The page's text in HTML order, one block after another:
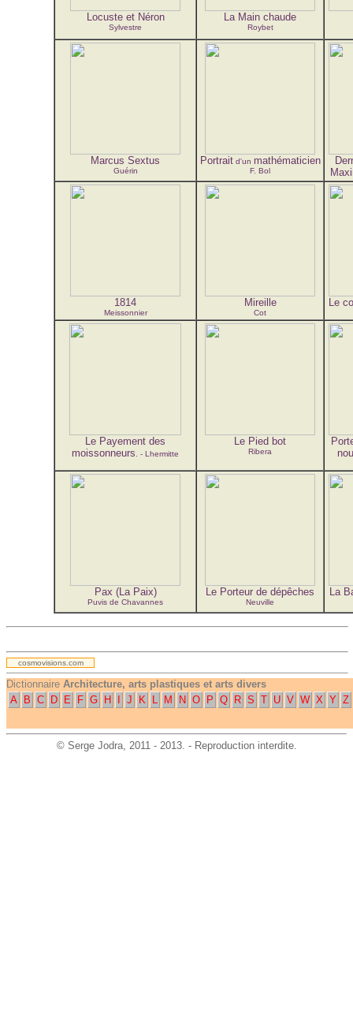
Locuste et Néron
Sylvestre
La Main chaude
Roybet
Marcus Sextus
Guérin
Portraitd'un mathématicien
F. Bol
1814
Meissonnier
Mireille
Cot
Le
Le Payement des
moissonneurs . - Lhermitte
Le Pied bot
Ribera
Pax (La Paix)
Puvis de Chavannes
Le Porteur de dépêches
Neuville
La
cosmovisions.com
Dictionnaire Architecture, arts plastiques et arts divers
A
B C D E F G H J K L M N O P Q R S T U V W X Y Z
© Serge Jodra, 2011 - 2013. - Reproduction interdite.